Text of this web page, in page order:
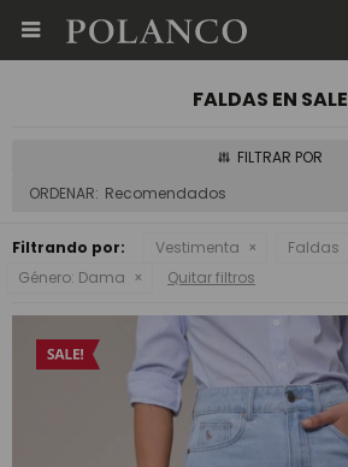

FALDAS EN SALE
Recomendados
Filtrando por: Vestimenta
Faldas
Género: Dama Quitar filtros